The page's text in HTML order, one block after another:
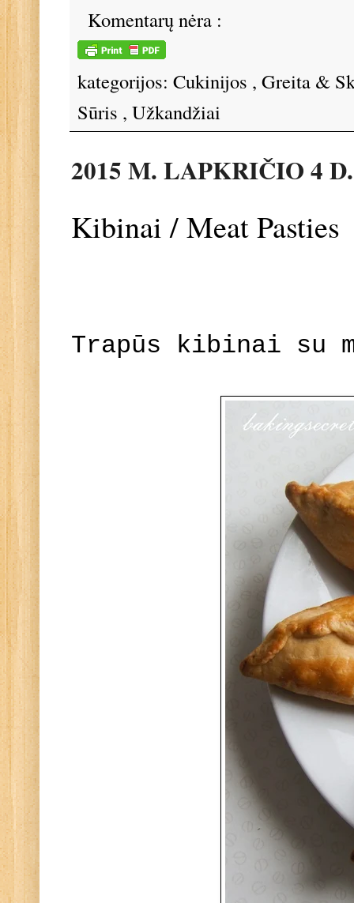
Komentarų nėra :
kategorijos: Cukinijos , Greita &
Sūris , Užkandžiai
2015 M. LAPKRIČIO 4
Kibinai / Meat Pasties
Trapūs kibinai su